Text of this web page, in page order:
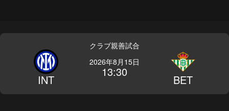
クラブ親善試合
INT
2026年8月15日
13:30
BET